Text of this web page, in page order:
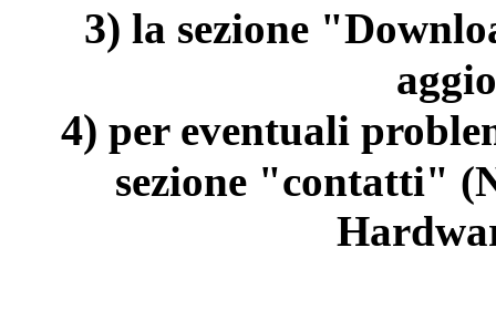
3) la sezione
4) per eventuali
sezione "contatti"